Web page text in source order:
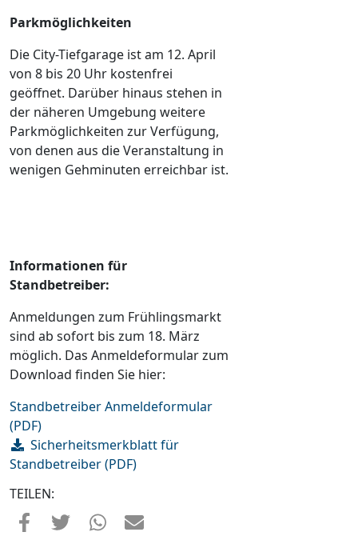
Parkmöglichkeiten
Die City-Tiefgarage ist am 12. April
von 8 bis 20 Uhr kostenfrei
geöffnet. Darüber hinaus stehen in
der näheren Umgebung weitere
Parkmöglichkeiten zur Verfügung,
von denen aus die Veranstaltung in
wenigen Gehminuten erreichbar ist.
Informationen für
Standbetreiber:
Anmeldungen zum Frühlingsmarkt
sind ab sofort bis zum 18. März
möglich. Das Anmeldeformular zum
Download finden Sie hier:
Standbetreiber Anmeldeformular
(PDF)
Sicherheitsmerkblatt für
Standbetreiber (PDF)
TEILEN: